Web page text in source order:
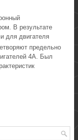
В результате
для двигателя
предельно
4А. Был